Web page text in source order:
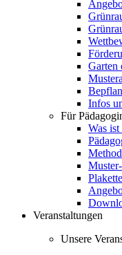
Garten
Infos
Für
Was
Veranstaltungen
Unsere